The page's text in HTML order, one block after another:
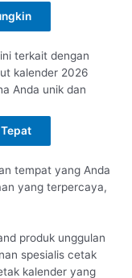
terkait dengan
kalender 2026
Anda unik dan
tempat yang Anda
yang terpercaya,
produk unggulan
spesialis cetak
kalender yang